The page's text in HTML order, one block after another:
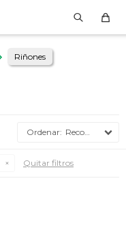
Riñones
Recomendados
Quitar filtros